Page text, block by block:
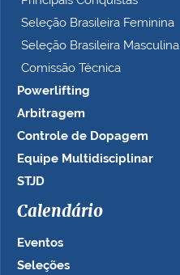
Seleção Brasileira Feminina
Seleção Brasileira Masculina
Comissão Técnica
Powerlifting
Arbitragem
Controle de Dopagem
Equipe Multidisciplinar
STJD
Calendário
Eventos
Seleções